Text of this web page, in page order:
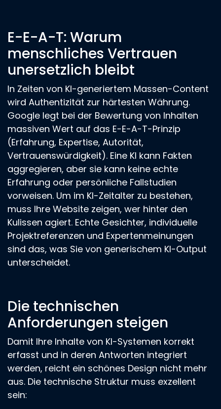
E-E-A-T: Warum
menschliches Vertrauen
unersetzlich bleibt
In Zeiten von KI-generiertem Massen-Content
wird Authentizität zur härtesten Währung.
Google legt bei der Bewertung von Inhalten
massiven Wert auf das E-E-A-T-Prinzip
(Erfahrung, Expertise, Autorität,
Vertrauenswürdigkeit). Eine KI kann Fakten
aggregieren, aber sie kann keine echte
Erfahrung oder persönliche Fallstudien
vorweisen. Um im KI-Zeitalter zu bestehen,
muss Ihre Website zeigen, wer hinter den
Kulissen agiert. Echte Gesichter, individuelle
Projektreferenzen und Expertenmeinungen
sind das, was Sie von generischem KI-Output
unterscheidet.
Die technischen
Anforderungen steigen
Damit Ihre Inhalte von KI-Systemen korrekt
erfasst und in deren Antworten integriert
werden, reicht ein schönes Design nicht mehr
aus. Die technische Struktur muss exzellent
sein: